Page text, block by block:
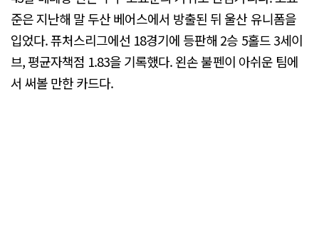
준은 지난해 말 두산 베어스에서 방출된 뒤 울산 유니폼을
입었다. 퓨처스리그에선 18경기에 등판해 2승 5홀드 3세이
브, 평균자책점 1.83을 기록했다. 왼손 불펜이 아쉬운 팀에
서 써볼 만한 카드다.